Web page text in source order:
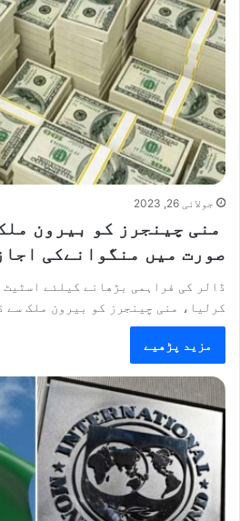
جولائی 26, 2023
منی چینجرز کو بیرون
صورت میں منگوانےکی
ڈالر کی فراہمی بڑھانے کیلئے اسٹیٹ
کرلیا، منی چینجرز کو بیرون ملک سے
مزید پڑھیے